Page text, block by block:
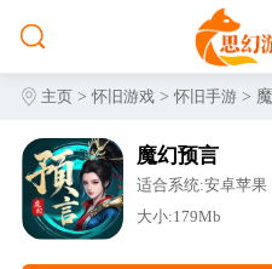
主页 >怀旧游戏 >怀旧手游 >
魔幻预言
适合系统:安卓苹果
大小:179Mb